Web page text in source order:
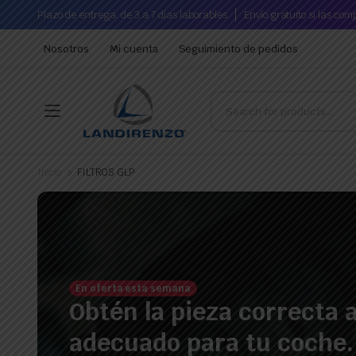
Plazo de entrega: de 3 a 7 días laborables Envío gratuito si las
Nosotros Mi cuenta Seguimiento de pedidos
Inicio FILTROS GLP
En oferta esta semana
Obtén la pieza correcta
adecuado para tu coche.